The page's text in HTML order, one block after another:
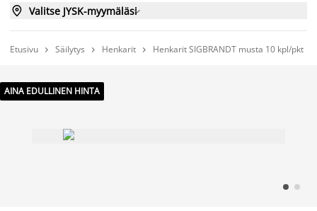
 Valitse JYSK-myymäläsi
Etusivu  Säilytys  Henkarit  Henkarit SIGBRANDT musta 10 kpl/pkt
AINA EDULLINEN HINTA